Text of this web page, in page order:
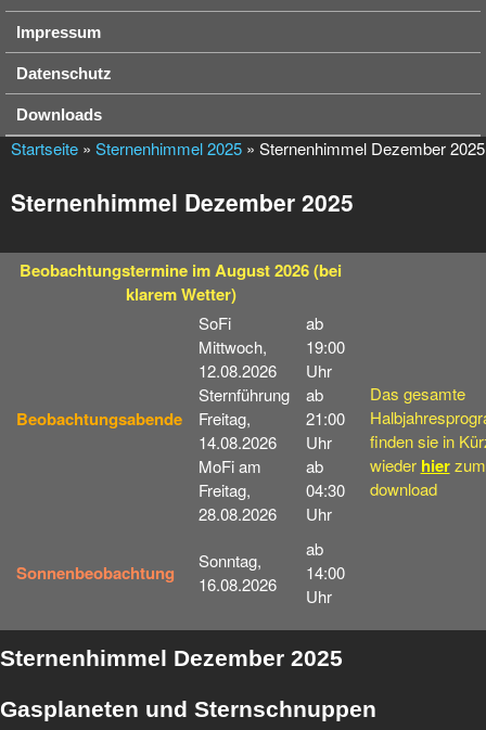
Impressum
Datenschutz
Downloads
Startseite » Sternenhimmel 2025 » Sternenhimmel Dezember 2025
Sternenhimmel Dezember 2025
Beobachtungstermine im August 2026(bei
klarem Wetter)
Beobachtungsabende
SoFi
Mittwoch,
12.08.2026
Sternführung
Freitag,
14.08.2026
MoFi am
Freitag,
28.08.2026
ab
19:00
Uhr
ab
21:00
Uhr
ab
04:30
Uhr
Sonnenbeobachtung
Sonntag,
16.08.2026
ab
14:00
Uhr
Das gesamte
finden sie in
wieder hierzum
download
Sternenhimmel Dezember 2025
Gasplaneten und Sternschnuppen